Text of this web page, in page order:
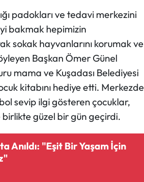
padokları ve tedavi merkezini
bakmak hepimizin
sokak hayvanlarını korumak ve
Başkan Ömer Günel
mama ve Kuşadası Belediyesi
kitabını hediye etti. Merkezde
sevip ilgi gösteren çocuklar,
güzel bir gün geçirdi.
Anıldı: "Eşit Bir Yaşam İçin